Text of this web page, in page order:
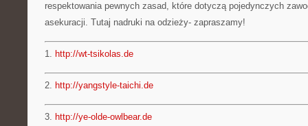
respektowania pewnych zasad, które dotyczą pojedynczych
asekuracji. Tutaj nadruki na odzieży- zapraszamy!
1. http://wt-tsikolas.de
2. http://yangstyle-taichi.de
3. http://ye-olde-owlbear.de